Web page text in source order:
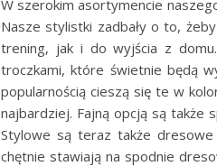
W szerokim asortymencie
Nasze stylistki zadbały o to,
trening, jak i do wyjścia z
troczkami, które świetnie będą
popularnością cieszą się te w
najbardziej. Fajną opcją są także
Stylowe są teraz także dresowe
chętnie stawiają na spodnie